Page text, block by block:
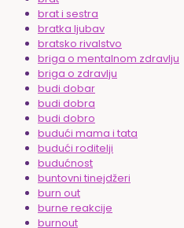
brat i sestra
bratka ljubav
bratsko rivalstvo
briga o mentalnom zdravlju
briga o zdravlju
budi dobar
budi dobra
budi dobro
budući mama i tata
budući roditelji
budućnost
buntovni tinejdžeri
burn out
burne reakcije
burnout